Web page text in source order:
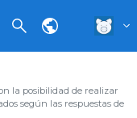
la posibilidad de realizar
según las respuestas de